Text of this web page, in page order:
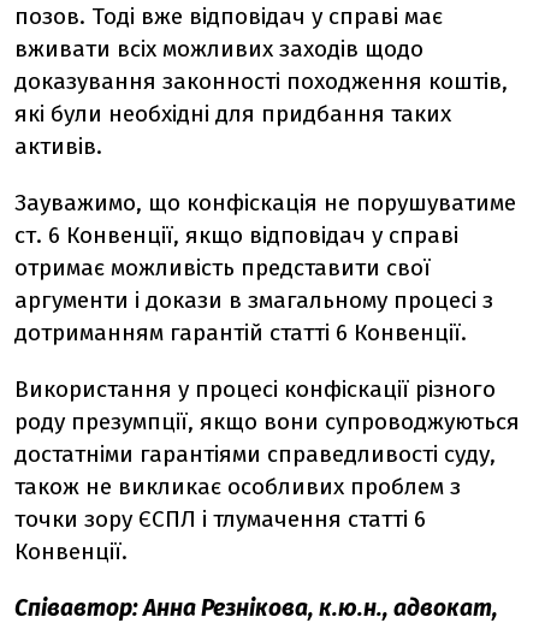
позов. Тоді вже відповідач у справі має
вживати всіх можливих заходів щодо
доказування законності походження коштів,
які були необхідні для придбання таких
активів.
Зауважимо, що конфіскація не порушуватиме
ст. 6 Конвенції, якщо відповідач у справі
отримає можливість представити свої
аргументи і докази в змагальному процесі з
дотриманням гарантій статті 6 Конвенції.
Використання у процесі конфіскації різного
роду презумпції, якщо вони супроводжуються
достатніми гарантіями справедливості суду,
також не викликає особливих проблем з
точки зору ЄСПЛ і тлумачення статті 6
Конвенції.
Співавтор: Анна Резнікова, к.ю.н., адвокат,